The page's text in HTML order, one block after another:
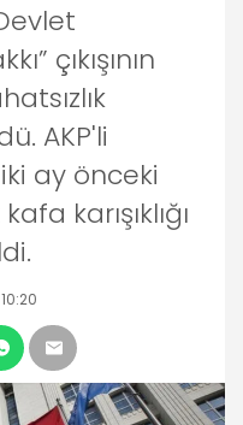
çıkışının
AKP'li
ay önceki
karışıklığı